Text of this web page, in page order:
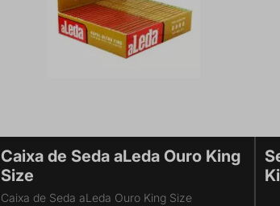
Caixa de Seda aLeda Ouro King
Size
Caixa de Seda aLeda Ouro King Size